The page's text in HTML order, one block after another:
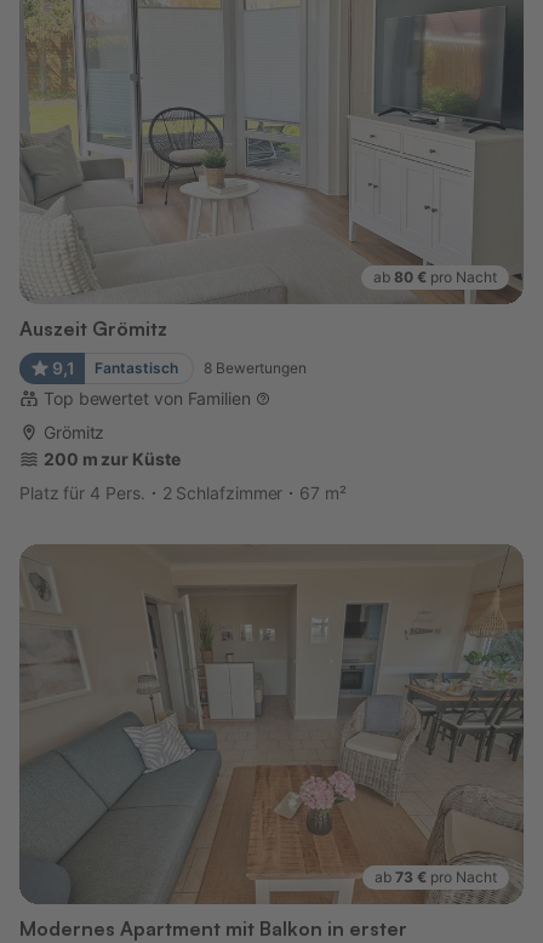
ab 80 € pro Nacht
Auszeit Grömitz
9,1 Fantastisch 8 Bewertungen
Top bewertet von Familien
Grömitz
200 m zur Küste
Platz für 4 Pers.
2 Schlafzimmer 67 m²
ab 73 € pro Nacht
Modernes Apartment mit Balkon in erster